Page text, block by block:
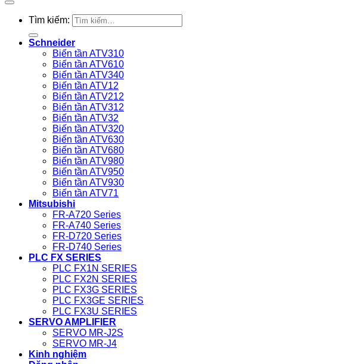
Tìm kiếm:
Schneider
Biến tần ATV310
Biến tần ATV610
Biến tần ATV340
Biến tần ATV12
Biến tần ATV212
Biến tần ATV312
Biến tần ATV32
Biến tần ATV320
Biến tần ATV630
Biến tần ATV680
Biến tần ATV980
Biến tần ATV950
Biến tần ATV930
Biến tần ATV71
Mitsubishi
FR-A720 Series
FR-A740 Series
FR-D720 Series
FR-D740 Series
PLC FX SERIES
PLC FX1N SERIES
PLC FX2N SERIES
PLC FX3G SERIES
PLC FX3GE SERIES
PLC FX3U SERIES
SERVO AMPLIFIER
SERVO MR-J2S
SERVO MR-J4
Kinh nghiệm